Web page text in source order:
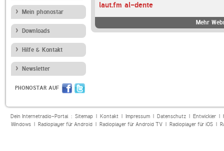
Mein phonostar
Downloads
Hilfe & Kontakt
Newsletter
PHONOSTAR AUF
laut.fm al-dente
Mehr
Dein Internetradio-Portal : Sitemap| Kontakt| Impressum| Datenschutz| Entwickler|
Windows| Radioplayer für Android| Radioplayer für Android TV| Radioplayer für iOS|